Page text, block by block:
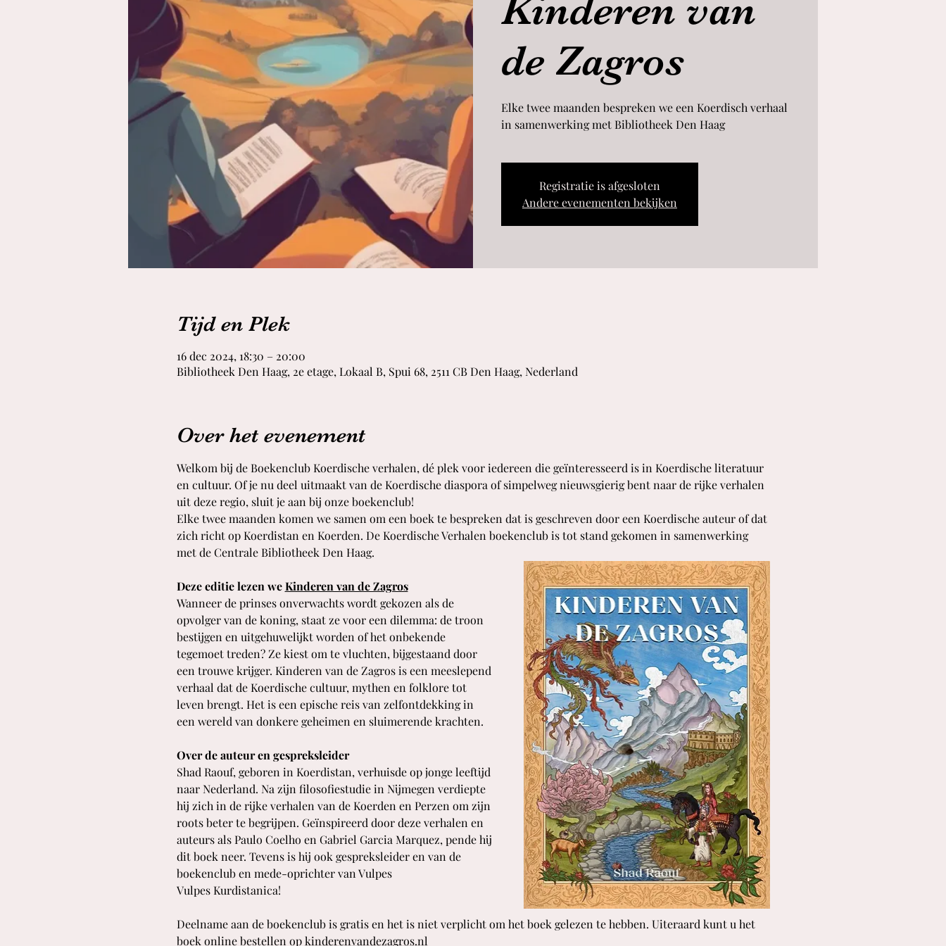
Kinderen van
de Zagros
Elke twee maanden bespreken we een Koerdisch verhaal
in samenwerking met Bibliotheek Den Haag
Registratie is afgesloten
Andere evenementen bekijken
Tijd en Plek
16 dec 2024, 18:30 – 20:00
Bibliotheek Den Haag, 2e etage, Lokaal B, Spui 68, 2511 CB Den Haag, Nederland
Over het evenement
Welkom bij de Boekenclub Koerdische verhalen, dé plek voor iedereen die geïnteresseerd is in Koerdische literatuur
en cultuur. Of je nu deel uitmaakt van de Koerdische diaspora of simpelweg nieuwsgierig bent naar de rijke verhalen
uit deze regio, sluit je aan bij onze boekenclub!
Elke twee maanden komen we samen om een boek te bespreken dat is geschreven door een Koerdische auteur of dat
zich richt op Koerdistan en Koerden. De Koerdische Verhalen boekenclub is tot stand gekomen in samenwerking
met de Centrale Bibliotheek Den Haag.
Deze editie lezen we Kinderen van de Zagros
Wanneer de prinses onverwachts wordt gekozen als de
opvolger van de koning, staat ze voor een dilemma: de troon
bestijgen en uitgehuwelijkt worden of het onbekende
tegemoet treden? Ze kiest om te vluchten, bijgestaand door
een trouwe krijger. Kinderen van de Zagros is een meeslepend
verhaal dat de Koerdische cultuur, mythen en folklore tot
leven brengt. Het is een epische reis van zelfontdekking in
een wereld van donkere geheimen en sluimerende krachten.
Over de auteur en gespreksleider
Shad Raouf, geboren in Koerdistan, verhuisde op jonge leeftijd
naar Nederland. Na zijn filosofiestudie in Nijmegen verdiepte
hij zich in de rijke verhalen van de Koerden en Perzen om zijn
roots beter te begrijpen. Geïnspireerd door deze verhalen en
auteurs als Paulo Coelho en Gabriel Garcia Marquez, pende hij
dit boek neer. Tevens is hij ook gespreksleider en van de
boekenclub en mede-oprichter van Vulpes
Vulpes Kurdistanica!
Deelname aan de boekenclub is gratis en het is niet verplicht om het boek gelezen te hebben. Uiteraard kunt u het
boek online bestellen op kinderenvandezagros.nl